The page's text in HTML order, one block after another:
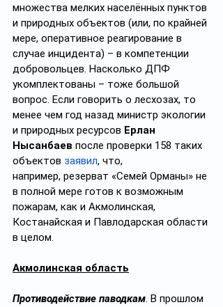
множества мелких населённых пунктов
и природных объектов (или, по крайней
мере, оперативное реагирование в
случае инцидента) – в компетенции
добровольцев. Насколько ДПФ
укомплектованы – тоже большой
вопрос. Если говорить о лесхозах, то
менее чем год назад министр экологии
и природных ресурсов Ерлан
Нысанбаев после проверки 158 таких
объектов заявил, что,
например, резерват «Семей Орманы» не
в полной мере готов к возможным
пожарам, как и Акмолинская,
Костанайская и Павлодарская области
в целом.
Акмолинская область
Противодействие паводкам. В прошлом